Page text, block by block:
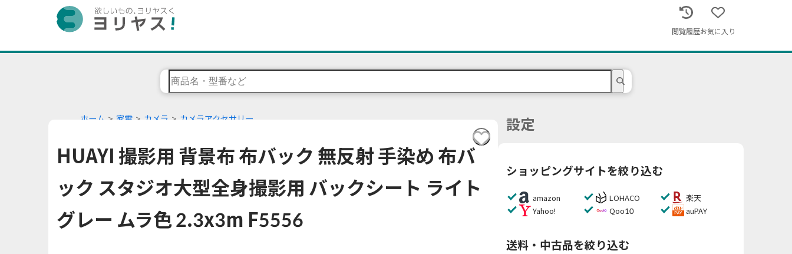
閲覧履歴お気に入り
ホーム 家電 カメラ カメラアクセサリー
HUAYI 撮影用 背景布 布バック 無反射 手染め 布バ
ック スタジオ大型全身撮影用 バックシート ライト
グレー ムラ色 2.3x3m F5556
設定
ショッピングサイトを絞り込む
amazon LOHACO
楽天
Yahoo!
Qoo10 auPAY
送料・中古品を絞り込む